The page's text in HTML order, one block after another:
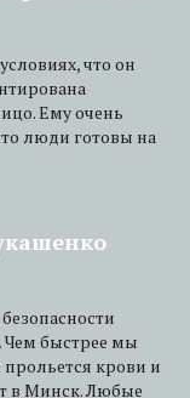
что он
Ему очень
люди готовы на
Чем быстрее мы
крови и
в Минск. Любые